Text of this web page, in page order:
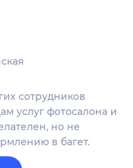
сотрудников
услуг фотосалона и
но не
в багет.